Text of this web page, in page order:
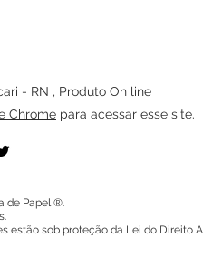
- RN , Produto On line
Chrome para acessar esse site.
de Papel ®.
estão sob proteção da Lei do Direito